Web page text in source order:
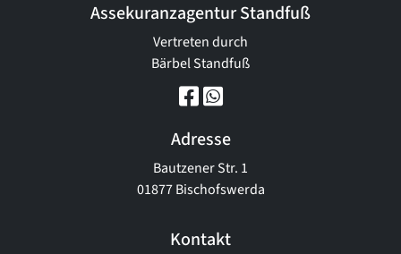
Assekuranzagentur Standfuß
Vertreten durch
Bärbel Standfuß
Adresse
Bautzener Str. 1
01877 Bischofswerda
Kontakt